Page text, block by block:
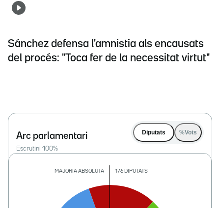
Sánchez defensa l'amnistia als encausats
del procés: "Toca fer de la necessitat virtut"
Arc parlamentari
Escrutini 100%
Diputats %Vots